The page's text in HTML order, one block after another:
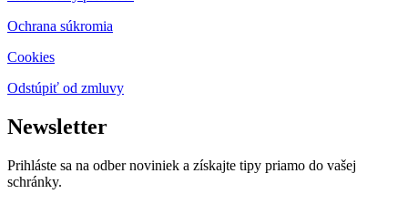
Ochrana súkromia
Cookies
Odstúpiť od zmluvy
Newsletter
Prihláste sa na odber noviniek a získajte tipy priamo do vašej
schránky.